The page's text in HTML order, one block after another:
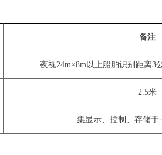
备注
夜视24m×8m以上船舶识别 距离3
2.5米
集显示、控制、存储于